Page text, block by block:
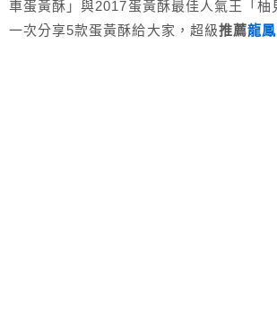
車蛋黃酥」與2017蛋黃酥最佳人氣王「柚
一次分享5款蛋黃酥給大家，超級推薦龍